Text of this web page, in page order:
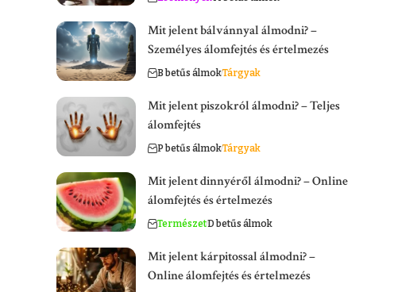
Mit jelent bálvánnyal álmodni? –
Személyes álomfejtés és értelmezés
B betűs álmokTárgyak
Mit jelent piszokról álmodni? – Teljes
álomfejtés
P betűs álmokTárgyak
Mit jelent dinnyéről álmodni? – Online
álomfejtés és értelmezés
TermészetD betűs álmok
Mit jelent kárpitossal álmodni? –
Online álomfejtés és értelmezés